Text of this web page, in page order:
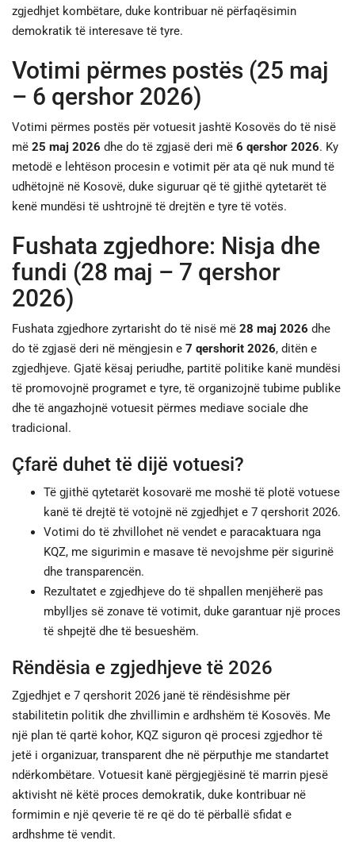
zgjedhjet kombëtare, duke kontribuar në përfaqësimin
demokratik të interesave të tyre.
Votimi përmes postës (25 maj
– 6 qershor 2026)
Votimi përmes postës për votuesit jashtë Kosovës do të nisë
më 25 maj 2026 dhe do të zgjasë deri më 6 qershor 2026. Ky
metodë e lehtëson procesin e votimit për ata që nuk mund të
udhëtojnë në Kosovë, duke siguruar që të gjithë qytetarët të
kenë mundësi të ushtrojnë të drejtën e tyre të votës.
Fushata zgjedhore: Nisja dhe
fundi (28 maj – 7 qershor
2026)
Fushata zgjedhore zyrtarisht do të nisë më 28 maj 2026 dhe
do të zgjasë deri në mëngjesin e 7 qershorit 2026, ditën e
zgjedhjeve. Gjatë kësaj periudhe, partitë politike kanë mundësi
të promovojnë programet e tyre, të organizojnë tubime publike
dhe të angazhojnë votuesit përmes mediave sociale dhe
tradicional.
Çfarë duhet të dijë votuesi?
Të gjithë qytetarët kosovarë me moshë të plotë votuese
kanë të drejtë të votojnë në zgjedhjet e 7 qershorit 2026.
Votimi do të zhvillohet në vendet e paracaktuara nga
KQZ, me sigurimin e masave të nevojshme për sigurinë
dhe transparencën.
Rezultatet e zgjedhjeve do të shpallen menjëherë pas
mbylljes së zonave të votimit, duke garantuar një proces
të shpejtë dhe të besueshëm.
Rëndësia e zgjedhjeve të 2026
Zgjedhjet e 7 qershorit 2026 janë të rëndësishme për
stabilitetin politik dhe zhvillimin e ardhshëm të Kosovës. Me
një plan të qartë kohor, KQZ siguron që procesi zgjedhor të
jetë i organizuar, transparent dhe në përputhje me standartet
ndërkombëtare. Votuesit kanë përgjegjësinë të marrin pjesë
aktivisht në këtë proces demokratik, duke kontribuar në
formimin e një qeverie të re që do të përballë sfidat e
ardhshme të vendit.